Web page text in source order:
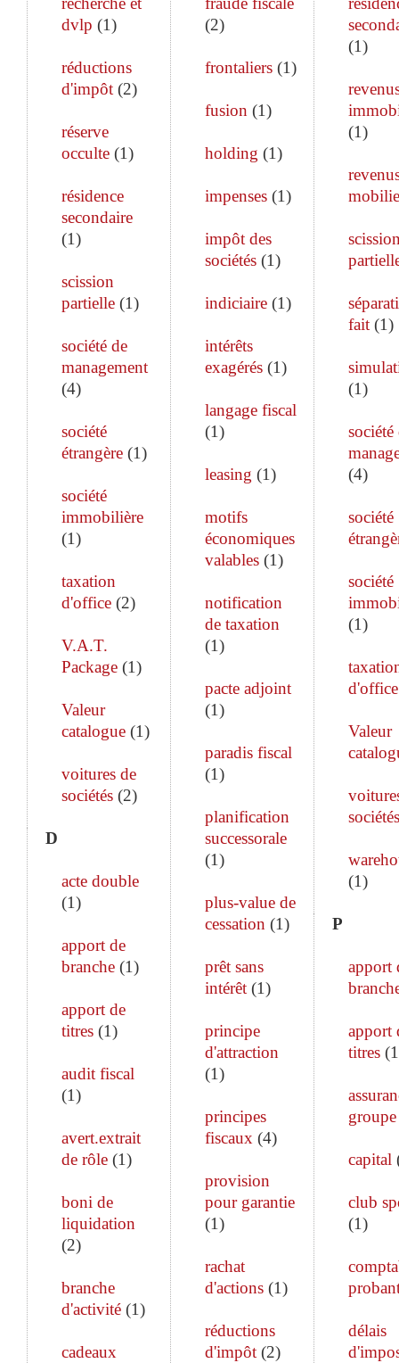
dvlp (1)
réductions
d'impôt (2)
réserve
occulte (1)
résidence
secondaire
(1)
scission
partielle (1)
société de
management
(4)
société
étrangère (1)
société
immobilière
(1)
taxation
d'office (2)
V.A.T.
Package (1)
Valeur
catalogue (1)
voitures de
sociétés (2)
D
acte double
(1)
apport de
branche (1)
apport de
titres (1)
audit fiscal
(1)
avert.extrait
de rôle (1)
boni de
liquidation
(2)
branche
d'activité (1)
cadeaux
(2)
frontaliers(1)
fusion (1)
holding (1)
impenses(1)
impôt des
sociétés(1)
indiciaire(1)
intérêts
exagérés(1)
langage fiscal
(1)
leasing (1)
motifs
économiques
valables(1)
notification
de taxation
(1)
pacte adjoint
(1)
paradis fiscal
(1)
planification
successorale
(1)
plus-value de
cessation (1)
prêt sans
intérêt(1)
principe
d'attraction
(1)
principes
fiscaux (4)
provision
pour garantie
(1)
rachat
d'actions(1)
réductions
d'impôt(2)
(1)
(1)
fait(1)
(1)
société
(4)
société
société
(1)
d'office
Valeur
sociétés
(1)
P
apport
apport
titres(1
groupe
capital
club
(1)
délais